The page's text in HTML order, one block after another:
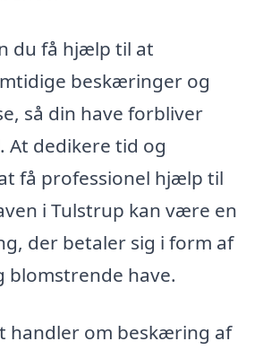
du få hjælp til at
beskæringer og
så din have forbliver
At dedikere tid og
få professionel hjælp til
i Tulstrup kan være en
der betaler sig i form af
blomstrende have.
handler om beskæring af